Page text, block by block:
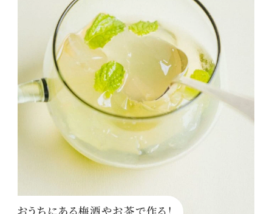
おうちにある梅酒やお茶で作る！